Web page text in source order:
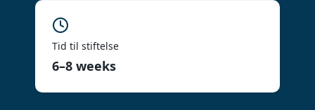
Tid til stiftelse
6–8 weeks